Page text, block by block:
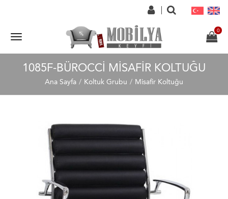
1085F-BÜROCCI MISAFIR KOLTUĞU
Ana Sayfa Koltuk Grubu Misafir Koltuğu